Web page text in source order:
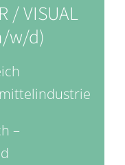
/ VISUAL
w/d)
–